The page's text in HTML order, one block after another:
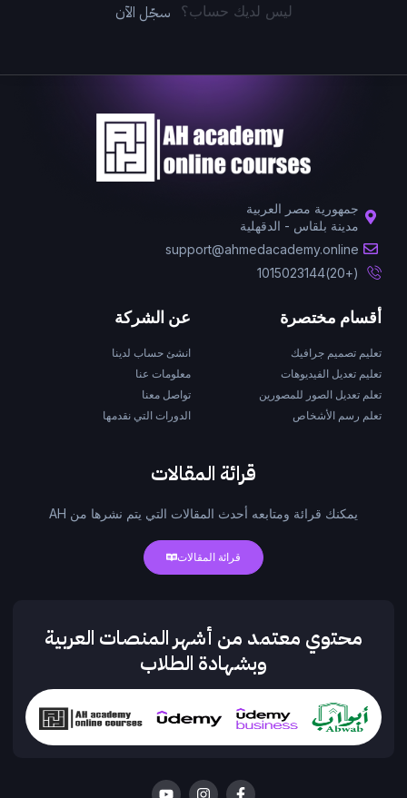
ليس لديك حساب؟ سجّل الآن
جمهورية مصر العربية
مدينة بلقاس - الدقهلية
support@ahmedacademy.online
(+20)1015023144
أقسام مختصرة
تعليم تصميم جرافيك
تعليم تعديل الفيديوهات
تعلم تعديل الصور للمصورين
تعلم رسم الأشخاص
عن الشركة
انشئ حساب لدينا
معلومات عنا
تواصل معنا
الدورات التي نقدمها
قرائة المقالات
يمكنك قرائة ومتابعه أحدث المقالات التي يتم نشرها من AH
قرائة المقالات
محتوي معتمد من أشهر المنصات العربية
وبشهادة الطلاب